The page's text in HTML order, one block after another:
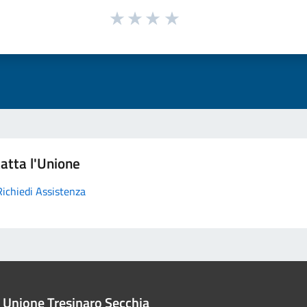
l'Unione
Assistenza
Unione Tresinaro Secchia